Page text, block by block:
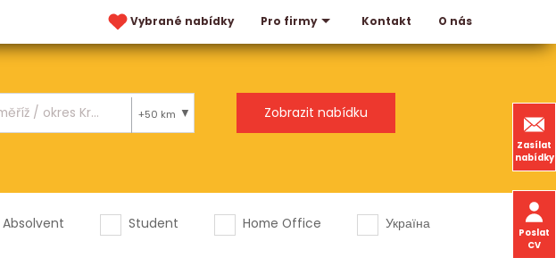
Vybrané nabídky Pro firmy Kontakt O nás
Zasílat
nabídky
Poslat
CV
+50 km
Absolvent Student Home Office
Україна